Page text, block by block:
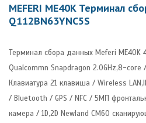
MEFERI ME40K Терминал
Q112BN63YNC5S
Терминал сбора данных Meferi ME40K
Qualcommn Snapdragon 2.0GHz,8-core /
Клавиатура 21 клавиша / Wireless
/ Bluetooth / GPS / NFC / 5МП
камера / 1D,2D Newland CM60